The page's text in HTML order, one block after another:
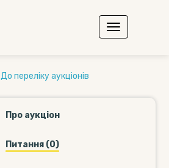
До переліку аукціонів
Про аукціон
Питання (0)